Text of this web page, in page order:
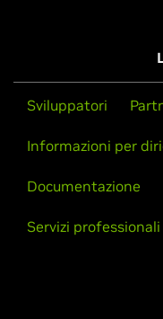
Sviluppatori
Informazioni per
Documentazione
Servizi